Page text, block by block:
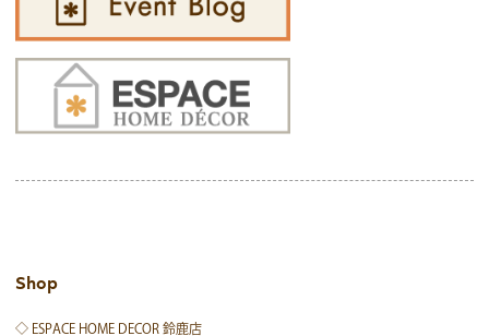
Shop
◇ ESPACE HOME DECOR 鈴鹿店